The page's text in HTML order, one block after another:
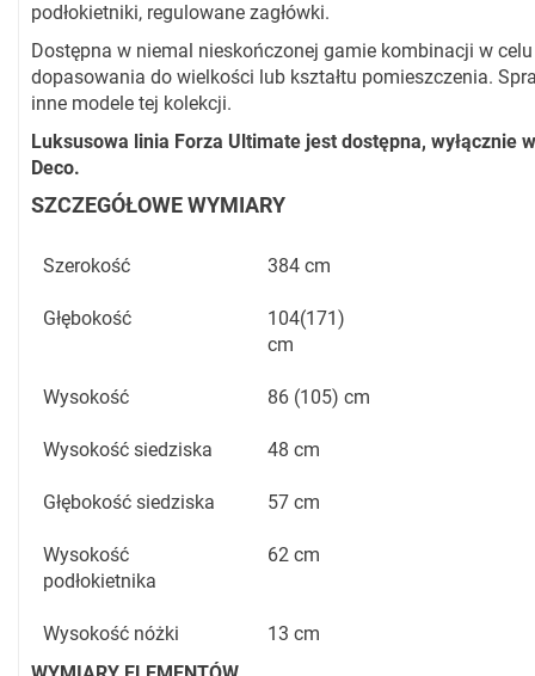
podłokietniki, regulowane zagłówki.
Dostępna w niemal nieskończonej gamie kombinacji w celu
dopasowania do wielkości lub kształtu pomieszczenia.
inne modele tej kolekcji.
Luksusowa linia Forza Ultimate jest dostępna, wyłącznie
Deco.
SZCZEGÓŁOWE WYMIARY
Szerokość 384 cm
Głębokość
104(171)
cm
Wysokość 86 (105) cm
Wysokość siedziska 48 cm
Głębokość siedziska 57 cm
Wysokość
podłokietnika
62 cm
Wysokość nóżki
13 cm